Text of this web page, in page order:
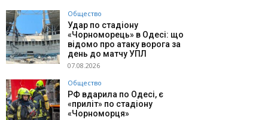
Общество
Удар по стадіону
«Чорноморець» в Одесі: що
відомо про атаку ворога за
день до матчу УПЛ
07.08.2026
Общество
РФ вдарила по Одесі, є
«приліт» по стадіону
«Чорноморця»